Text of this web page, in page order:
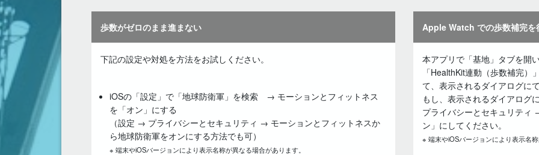
歩数がゼロのまま進まない
下記の設定や対処を方法をお試しください。
iOSの「設定」で「地球防衛軍」を検索 → モーションとフィットネス
を「オン」にする
（設定 → プライバシーとセキュリティ → モーションとフィットネスか
ら地球防衛軍をオンにする方法でも可）
※ 端末やiOSバージョンにより表示名称が異なる場合があります。
Apple Watch での歩数補完を
本アプリで「基地」タブを開
「HealthKit連動（歩数補完
て、表示されるダイアログに
もし、表示されるダイアログ
プライバシーとセキュリティ
ン」にしてください。
※ 端末やiOSバージョンにより表示名